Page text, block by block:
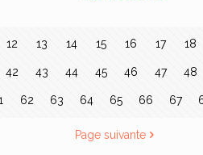
12 13 14 15 16 17 18
42 43 44 45 46 47 48
62 63 64 65 66 67
Page suivante